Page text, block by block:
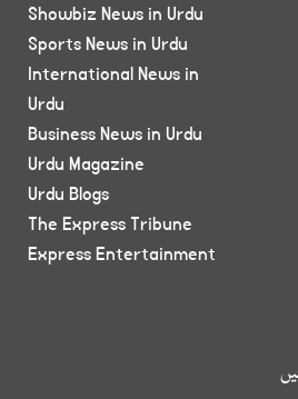
Showbiz News in Urdu
Sports News in Urdu
International News in
Urdu
Business News in Urdu
Urdu Magazine
Urdu Blogs
The Express Tribune
Express Entertainment